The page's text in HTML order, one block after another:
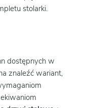
stolarki.
dostępnych w
znaleźć wariant,